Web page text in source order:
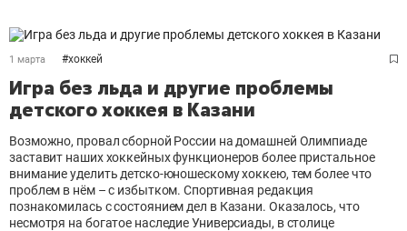
1 марта #хоккей
Игра без льда и другие проблемы
детского хоккея в Казани
Возможно, провал сборной России на домашней Олимпиаде
заставит наших хоккейных функционеров более пристальное
внимание уделить детско-юношескому хоккею, тем более что
проблем в нём – с избытком. Спортивная редакция
познакомилась с состоянием дел в Казани. Оказалось, что
несмотря на богатое наследие Универсиады, в столице